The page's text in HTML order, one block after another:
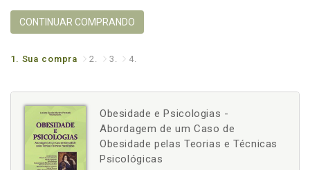
CONTINUAR COMPRANDO
1. Sua compra 2. 3. 4.
Obesidade e Psicologias -
Abordagem de um Caso de
Obesidade pelas Teorias e Técnicas
Psicológicas